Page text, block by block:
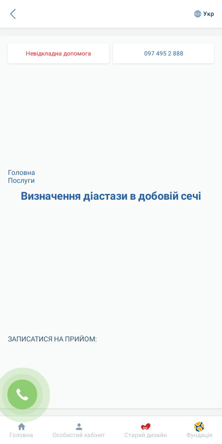
Укр
Невідкладна допомога 097 495 2 888
Головна
Послуги
Визначення діастази в добовій сечі
ЗАПИСАТИСЯ НА ПРИЙОМ:
Добробут Інформація Пацієнту
Головна Особистий кабінет Старий дизайн Фундація